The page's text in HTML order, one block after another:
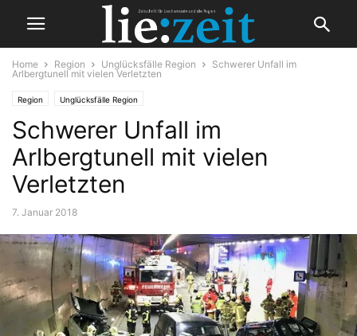
Home Region Unglücksfälle Region
Schwerer Unfall im
Arlbergtunell mit vielen Verletzten
Region Unglücksfälle Region
Schwerer Unfall im
Arlbergtunell mit vielen
Verletzten
7. Januar 2018